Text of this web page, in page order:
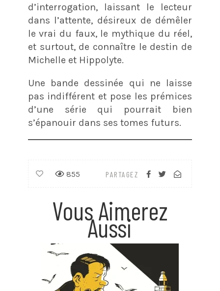
d’interrogation, laissant le lecteur
dans l’attente, désireux de démêler
le vrai du faux, le mythique du réel,
et surtout, de connaître le destin de
Michelle et Hippolyte.
Une bande dessinée qui ne laisse
pas indifférent et pose les prémices
d’une série qui pourrait bien
s’épanouir dans ses tomes futurs.
PARTAGEZ
855
Vous Aimerez
Aussi